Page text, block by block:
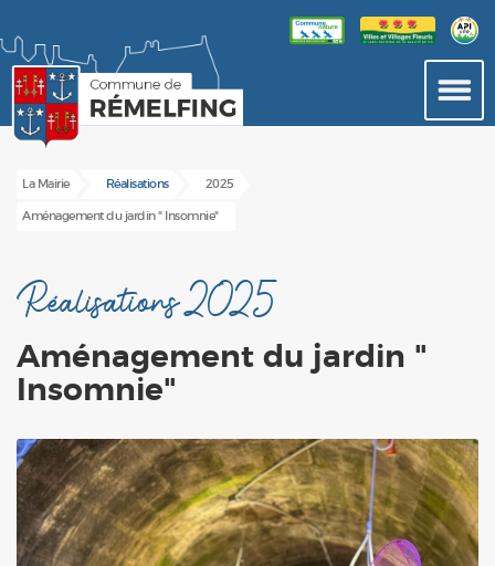
La Mairie Réalisations 2025
Aménagement du jardin " Insomnie"
Réalisations 2025
Aménagement du jardin "
Insomnie"